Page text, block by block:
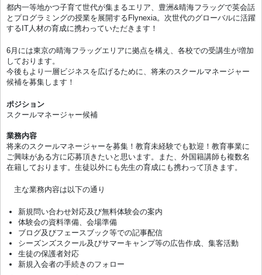
都内一等地かつ子育て世代が集まるエリア、豊洲&晴海フラッグで英会話
とプログラミングの授業を展開するFlynexia。次世代のグローバルに活躍
するIT人材の育成に携わっていただきます！
6月には東京の晴海フラッグエリアに拠点を構え、各校での受講生が増加
しております。
今後もより一層ビジネスを広げるために、将来のスクールマネージャー
候補を募集します！
ポジション
スクールマネージャー候補
業務内容
将来のスクールマネージャーを募集！教育未経験でも歓迎！教育事業に
ご興味がある方に応募頂きたいと思います。また、外国籍講師も複数名
在籍しております。生徒以外にも先生の育成にも携わって頂きます。
主な業務内容は以下の通り
新規問い合わせ対応及び無料体験会の案内
体験会の資料準備、会場準備
ブログ及びフェースブック等での記事配信
シーズンズスクール及びサマーキャンプ等の広告作成、集客活動
生徒の保護者対応
新規入会者の手続きのフォロー